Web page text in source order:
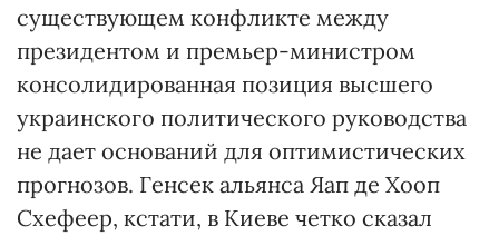
существующем конфликте между
президентом и премьер-министром
консолидированная позиция высшего
украинского политического руководства
не дает оснований для оптимистических
прогнозов. Генсек альянса Яап де Хооп
Схефеер, кстати, в Киеве четко сказал